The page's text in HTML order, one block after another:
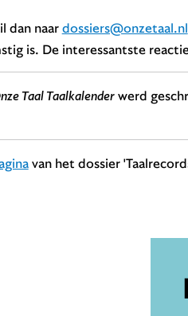
dan naardossiers@onzetaal.nl
is. De interessantste
Taal Taalkalenderwerd
van het dossier